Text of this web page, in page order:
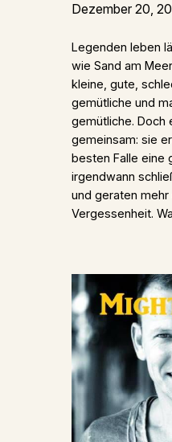
Dezember 20,
Legenden leben
wie Sand am
kleine, gute,
gemütliche und
gemütliche. Doch
gemeinsam: sie
besten Falle eine
irgendwann
und geraten
Vergessenheit.